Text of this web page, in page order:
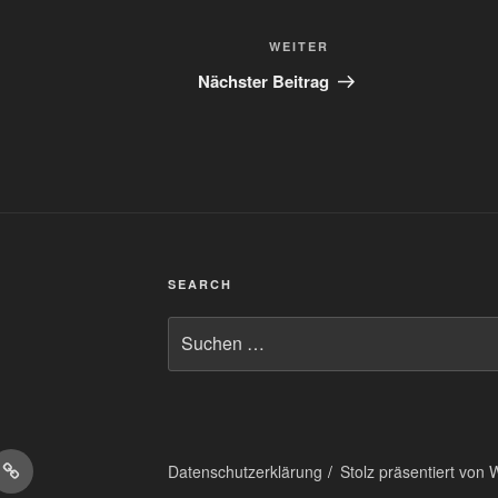
Beitrag
WEITER
Nächster Beitrag
SEARCH
nach:
Matrix Datenschutzerklärung Stolz präsentiert von